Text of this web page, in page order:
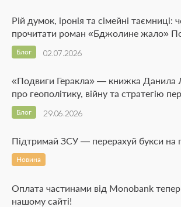
Рій думок, іронія та сімейні таємниці:
прочитати роман «Бджолине жало»
02.07.2026
Блог
«Подвиги Геракла» — книжка Данила
про геополітику, війну та стратегію
29.06.2026
Блог
Підтримай ЗСУ — перерахуй букси на
Новина
Оплата частинами від Monobank
нашому сайті!